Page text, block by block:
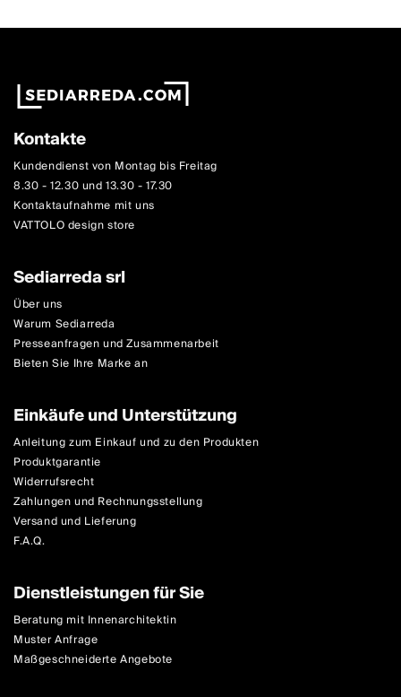
Kontakte
Kundendienst von Montag bis Freitag
8.30 - 12.30 und 13.30 - 17.30
Kontaktaufnahme mit uns
VATTOLO design store
Sediarreda srl
Über uns
Warum Sediarreda
Presseanfragen und Zusammenarbeit
Bieten Sie Ihre Marke an
Einkäufe und Unterstützung
Anleitung zum Einkauf und zu den Produkten
Produktgarantie
Widerrufsrecht
Zahlungen und Rechnungsstellung
Versand und Lieferung
F.A.Q.
Dienstleistungen für Sie
Beratung mit Innenarchitektin
Muster Anfrage
Maßgeschneiderte Angebote